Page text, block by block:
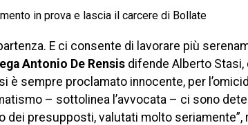
E ci consente di lavorare più
Antonio De Rensisdifende Alberto Stasi,
è sempre proclamato innocente, per
– sottolinea l’avvocata – ci sono
dei presupposti, valutati molto seriamente”,